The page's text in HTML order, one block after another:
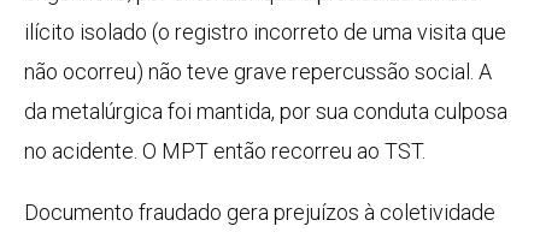
ilícito isolado (o registro incorreto de uma visita que
não ocorreu) não teve grave repercussão social. A
da metalúrgica foi mantida, por sua conduta culposa
no acidente. O MPT então recorreu ao TST.
Documento fraudado gera prejuízos à coletividade